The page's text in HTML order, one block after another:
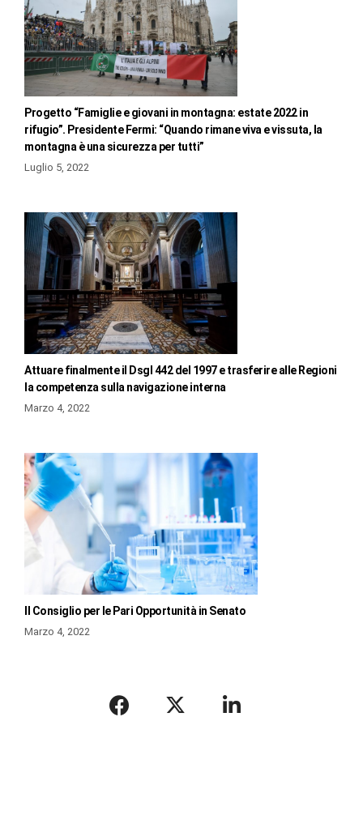
Progetto “Famiglie e giovani in montagna: estate 2022 in
rifugio”. Presidente Fermi: “Quando rimane viva e vissuta, la
montagna è una sicurezza per tutti”
Luglio 5, 2022
Attuare finalmente il Dsgl 442 del 1997 e trasferire alle Regioni
la competenza sulla navigazione interna
Marzo 4, 2022
Il Consiglio per le Pari Opportunità in Senato
Marzo 4, 2022